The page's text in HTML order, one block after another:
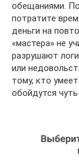
обещаниями.
потратите
деньги на
«мастера» не
разрушают
или
тому, кто
обойдутся